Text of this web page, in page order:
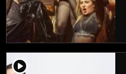
player2